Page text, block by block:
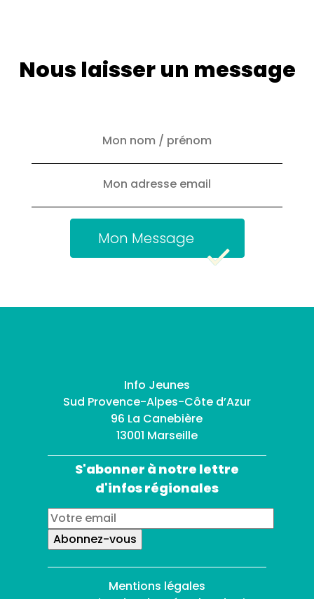
Nous laisser un message
Mon Message
Info Jeunes
Sud Provence-Alpes-Côte d’Azur
96 La Canebière
13001 Marseille
S'abonner à notre lettre
d'infos régionales
Mentions légales